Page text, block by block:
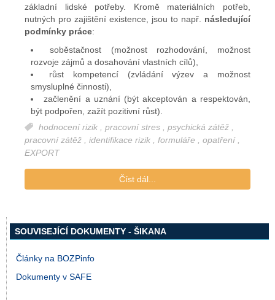
základní lidské potřeby. Kromě materiálních potřeb,
nutných pro zajištění existence, jsou to např. následující
podmínky práce:
soběstačnost (možnost rozhodování, možnost
rozvoje zájmů a dosahování vlastních cílů),
růst kompetencí (zvládání výzev a možnost
smysluplné činnosti),
začlenění a uznání (být akceptován a respektován,
být podpořen, zažít pozitivní růst).
hodnocení rizik
pracovní stres psychická zátěž
pracovní zátěž , identifikace rizik , formuláře , opatření ,
EXPORT
Číst dál...
SOUVISEJÍCÍ DOKUMENTY - ŠIKANA
Články na BOZPinfo
Dokumenty v SAFE